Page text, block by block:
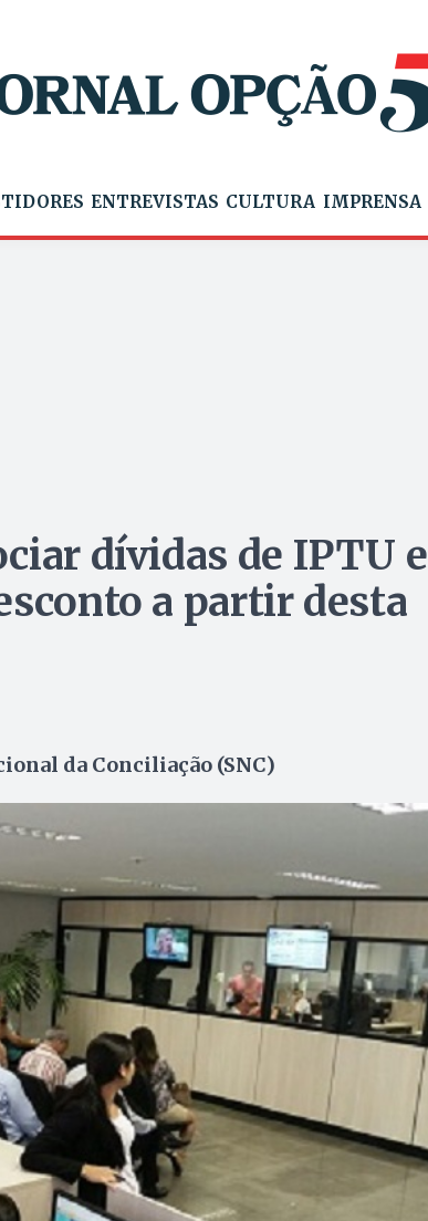
ENTREVISTAS CULTURA IMPRENSA
dívidas de IPTU e
a partir desta
da Conciliação (SNC)